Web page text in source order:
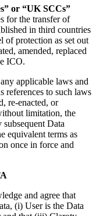
or “UK SCCs”
for the transfer of
in third countries
of protection as set out
amended, replaced
ICO.
applicable laws and
references to such laws
re-enacted, or
limitation, the
Data
equivalent terms as
once in force and
and agree that
(i) User is the Data